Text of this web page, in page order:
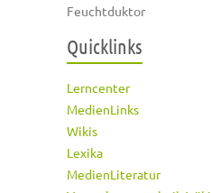
Feuchtduktor
Quicklinks
Lerncenter
MedienLinks
Wikis
Lexika
MedienLiteratur